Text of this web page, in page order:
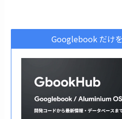
Googlebook だけ